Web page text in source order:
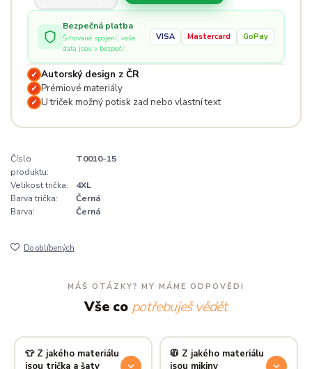
Bezpečná platba
Šifrované spojení, vaše
data jsou v bezpečí
VISA Mastercard GoPay
✓ Autorský design z ČR
✓ Prémiové materiály
✓ U triček možný potisk zad nebo vlastní text
Číslo
produktu:
T0010-15
Velikost trička:
4XL
Barva trička:
Černá
Barva:
Černá
Do oblíbených
MÁŠ OTÁZKY? MY MÁME ODPOVĚDI
Vše co potřebuješ vědět
👕 Z jakého materiálu
jsou trička a šaty
🧥 Z jakého materiálu
jsou mikiny